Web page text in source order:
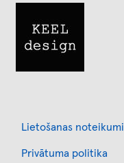
Lietošanas noteikumi
Privātuma politika